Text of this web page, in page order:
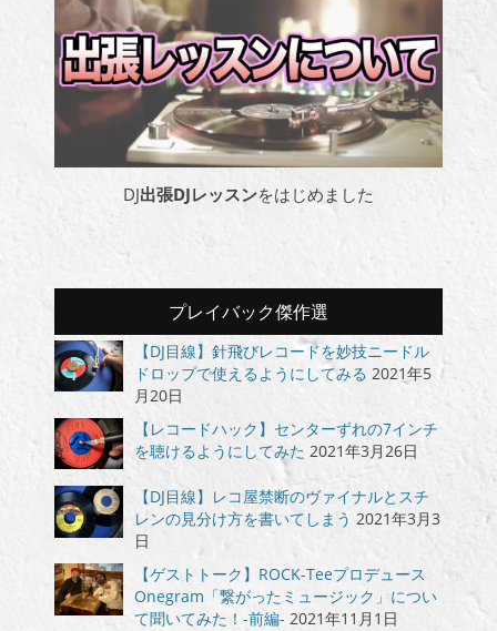
DJ出張DJレッスンをはじめました
プレイバック傑作選
【DJ目線】針飛びレコードを妙技ニードル
ドロップで使えるようにしてみる 2021年5
月20日
【レコードハック】センターずれの7インチ
を聴けるようにしてみた 2021年3月26日
【DJ目線】レコ屋禁断のヴァイナルとスチ
レンの見分け方を書いてしまう 2021年3月3
日
【ゲストトーク】ROCK-Teeプロデュース
Onegram「繋がったミュージック」につい
て聞いてみた！-前編- 2021年11月1日